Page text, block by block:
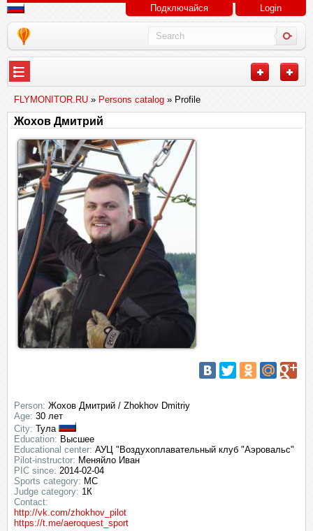
Подключайся Login
FLYMONITOR.RU » Persons catalog » Profile
Жохов Дмитрий
Person: Жохов Дмитрий / Zhokhov Dmitriy
Age: 30 лет
City: Тула
Education: Высшее
Educational center: АУЦ "Воздухоплавательный клуб "Аэровальс"
Pilot-instructor: Меняйло Иван
PIC since: 2014-02-04
Sports category: МС
Judge category: 1К
Contact:
http://vk.com/zhokhov_pilot
https://t.me/aeroquest_sport